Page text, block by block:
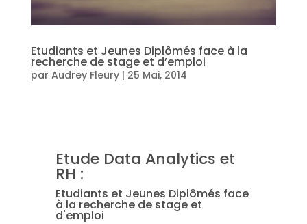
Etudiants et Jeunes Diplômés face à la
recherche de stage et d’emploi
par Audrey Fleury| 25 Mai, 2014
Etude Data Analytics et
RH :
Etudiants et Jeunes Diplômés face
à la recherche de stage et
d'emploi